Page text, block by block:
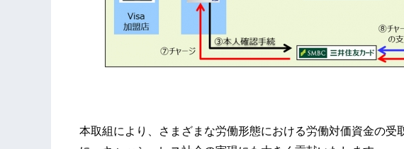
本取組により、さまざまな労働形態における労働対価資金の受